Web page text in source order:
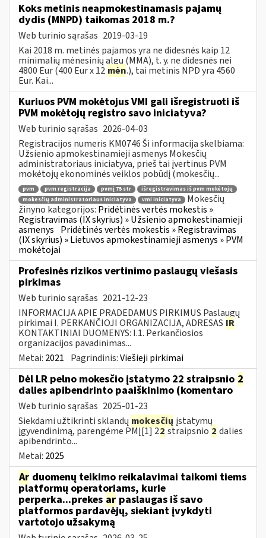
Koks metinis neapmokestinamasis pajamų
dydis (MNPD) taikomas 2018 m.?
Web turinio sąrašas 2019-03-19
Kai 2018 m. metinės pajamos yra ne didesnės kaip 12
minimalių mėnesinių algų (MMA), t. y. ne didesnės nei
4800 Eur (400 Eur x 12 mėn.), tai metinis NPD yra 4560
Eur. Kai...
Kuriuos PVM mokėtojus VMI gali išregistruoti iš
PVM mokėtojų registro savo iniciatyva?
Web turinio sąrašas 2026-04-03
Registracijos numeris KM0746 Ši informacija skelbiama:
Užsienio apmokestinamieji asmenys Mokesčių
administratoriaus iniciatyva, prieš tai įvertinus PVM
mokėtojų ekonominės veiklos pobūdį (mokesčių...
pvm pvm registracija pvmį 75 str
išregistravimas iš pvm mokėtojų
mokesčių administratoriaus iniciatyva
vmi iniciatyva
Mokesčių
žinyno kategorijos: Pridėtinės vertės mokestis »
Registravimas (IX skyrius) » Užsienio apmokestinamieji
asmenys Pridėtinės vertės mokestis » Registravimas
(IX skyrius) » Lietuvos apmokestinamieji asmenys » PVM
mokėtojai
Profesinės rizikos vertinimo paslaugų viešasis
pirkimas
Web turinio sąrašas 2021-12-23
INFORMACIJA APIE PRADEDAMUS PIRKIMUS Paslaugų
pirkimai I. PERKANČIOJI ORGANIZACIJA, ADRESAS IR
KONTAKTINIAI DUOMENYS: I.1. Perkančiosios
organizacijos pavadinimas...
Metai: 2021 Pagrindinis:Viešieji pirkimai
Dėl LR pelno mokesčio įstatymo 22 straipsnio 2
dalies apibendrinto paaiškinimo (komentaro
Web turinio sąrašas 2025-01-23
Siekdami užtikrinti sklandų mokesčių įstatymų
įgyvendinimą, parengėme PMĮ[1] 22straipsnio 2 dalies
apibendrinto...
Metai: 2025
Ar duomenų teikimo reikalavimai taikomi tiems
platformų operatoriams, kurie
perperka...prekes ar paslaugas iš savo
platformos pardavėjų, siekiant įvykdyti
vartotojo užsakymą